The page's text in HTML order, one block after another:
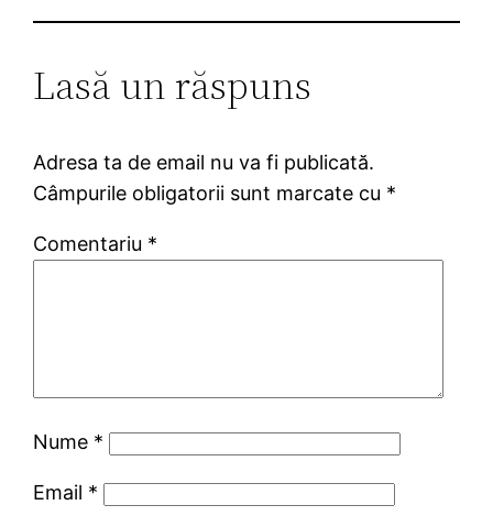
Lasă un răspuns
Adresa ta de email nu va fi publicată.
Câmpurile obligatorii sunt marcate cu *
Comentariu *
Nume *
Email *